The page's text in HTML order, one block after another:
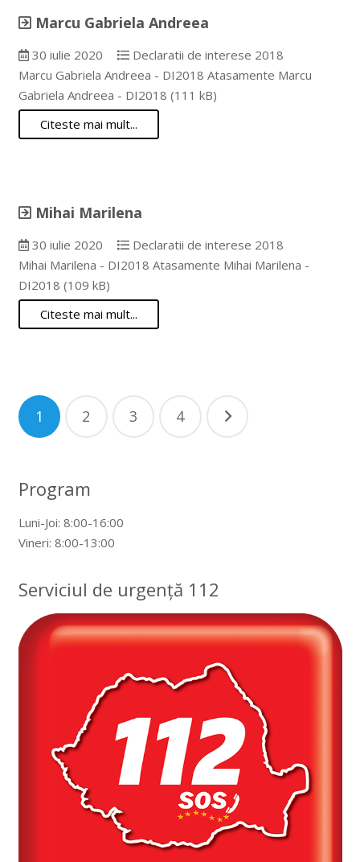
Marcu Gabriela Andreea
30 iulie 2020
Declaratii de interese 2018
Marcu Gabriela Andreea - DI2018 Atasamente Marcu
Gabriela Andreea - DI2018 (111 kB)
Citeste mai mult...
Mihai Marilena
30 iulie 2020
Declaratii de interese 2018
Mihai Marilena - DI2018 Atasamente Mihai Marilena -
DI2018 (109 kB)
Citeste mai mult...
Navigare
în
1 2 3 4
Program
Luni-Joi: 8:00-16:00
Vineri: 8:00-13:00
Serviciul de urgență 112